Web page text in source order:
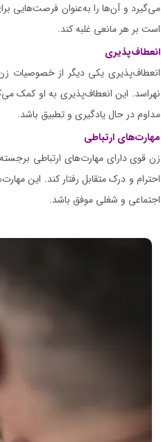
می‌گیرد و آن‌ها را به‌عنوان فرصت‌هایی
است بر هر مانعی غلبه کند.
انعطاف‌پذیری
انعطاف‌پذیری یکی دیگر از خصوصیات
نهراسد. این انعطاف‌پذیری به او کمک
مداوم در حال یادگیری و تطبیق باشد.
مهارت‌های ارتباطی
زن قوی دارای مهارت‌های ارتباطی
احترام و درک متقابل رفتار کند. این
اجتماعی و شغلی موفق باشد.